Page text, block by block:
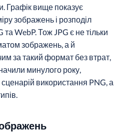
Графік вище показує
зображень і розподіл
та WebP. Тож JPG є не тільки
зображень, а й
за такий формат без втрат,
минулого року,
використання PNG, а